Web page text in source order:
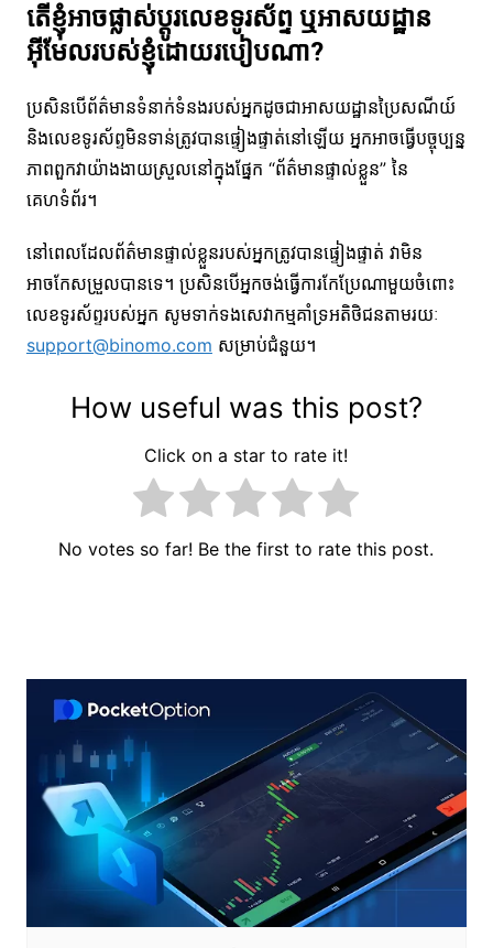
តើខ្ញុំអាចផ្លាស់ប្តូរលេខទូរស័ព្ទ ឬអាសយដ្ឋាន
អ៊ីមែលរបស់ខ្ញុំដោយរបៀបណា?
ប្រសិនបើព័ត៌មានទំនាក់ទំនងរបស់អ្នកដូចជាអាសយដ្ឋានប្រៃសណីយ៍
និងលេខទូរស័ព្ទមិនទាន់ត្រូវបានផ្ទៀងផ្ទាត់នៅឡើយ អ្នកអាចធ្វើបច្ចុប្បន្ន
ភាពពួកវាយ៉ាងងាយស្រួលនៅក្នុងផ្នែក “ព័ត៌មានផ្ទាល់ខ្លួន” នៃ
គេហទំព័រ។
នៅពេលដែលព័ត៌មានផ្ទាល់ខ្លួនរបស់អ្នកត្រូវបានផ្ទៀងផ្ទាត់ វាមិន
អាចកែសម្រួលបានទេ។ ប្រសិនបើអ្នកចង់ធ្វើការកែប្រែណាមួយចំពោះ
លេខទូរស័ព្ទរបស់អ្នក សូមទាក់ទងសេវាកម្មគាំទ្រអតិថិជនតាមរយៈ
support@binomo.com សម្រាប់ជំនួយ។
How useful was this post?
Click on a star to rate it!
No votes so far! Be the first to rate this post.
ប្រកាស